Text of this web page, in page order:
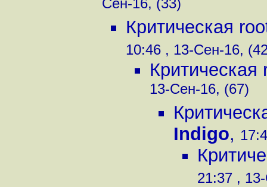
Сен-16, (33)
Критическая
10:46 , 13-Сен-16,
Критическая
13-Сен-16, (67)
Indigo,
21:37 ,